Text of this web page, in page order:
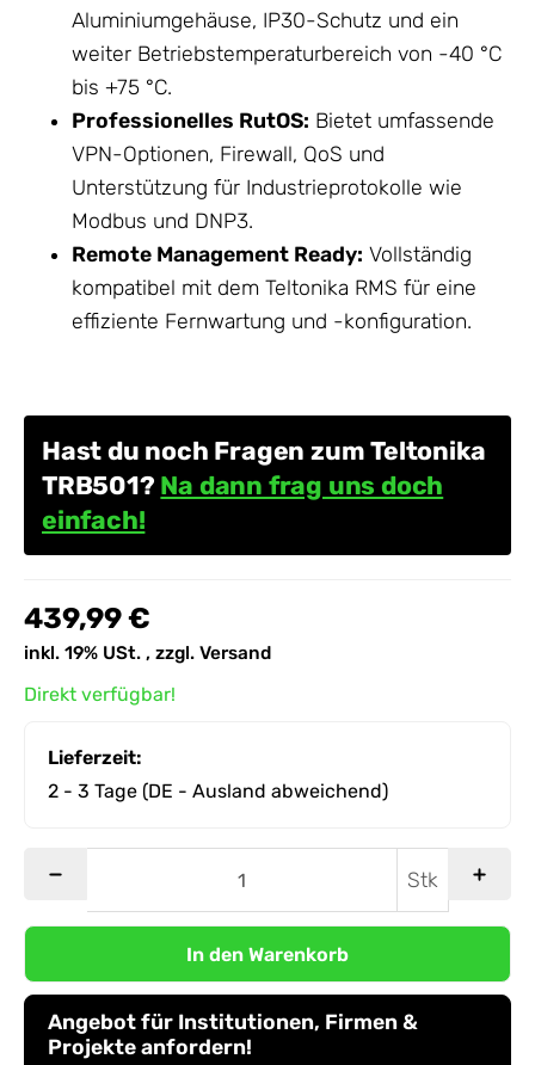
Aluminiumgehäuse, IP30-Schutz und ein
weiter Betriebstemperaturbereich von -40 °C
bis +75 °C.
Professionelles RutOS: Bietet umfassende
VPN-Optionen, Firewall, QoS und
Unterstützung für Industrieprotokolle wie
Modbus und DNP3.
Remote Management Ready: Vollständig
kompatibel mit dem Teltonika RMS für eine
effiziente Fernwartung und -konfiguration.
Hast du noch Fragen zum Teltonika
TRB501? Na dann frag uns doch
einfach!
439,99 €
inkl. 19% USt. , zzgl. Versand
Direkt verfügbar!
Lieferzeit:
2 - 3 Tage (DE - Ausland abweichend)
Stk
In den Warenkorb
Angebot für Institutionen, Firmen &
Projekte anfordern!